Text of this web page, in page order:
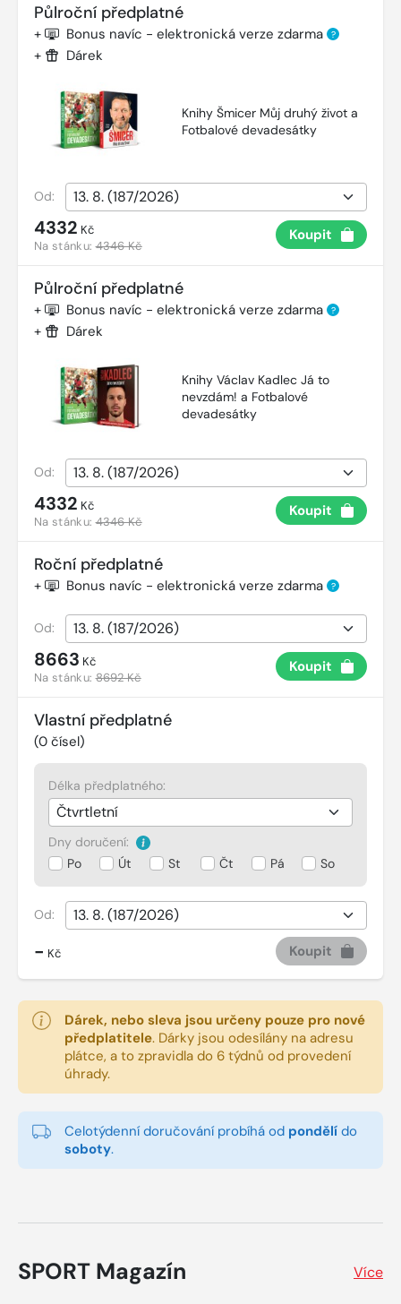
Půlroční předplatné
+ Bonus navíc - elektronická verze zdarma ?
+ Dárek
Knihy Šmicer Můj druhý život a
Fotbalové devadesátky
Od:
4332 Kč
Na stánku:4346 Kč
Koupit
Půlroční předplatné
+ Bonus navíc - elektronická verze zdarma ?
+ Dárek
Knihy Václav Kadlec Já to
nevzdám! a Fotbalové
devadesátky
Od:
4332 Kč
Na stánku:4346 Kč
Koupit
Roční předplatné
+ Bonus navíc - elektronická verze zdarma ?
Od:
8663 Kč
Na stánku:8692 Kč
Koupit
Vlastní předplatné
(0 čísel)
Délka předplatného:
Dny doručení:
Po
Út St Čt Pá So
Od:
- Kč Koupit
Dárek, nebo sleva jsou určeny pouze pro nové
předplatitele. Dárky jsou odesílány na adresu
plátce, a to zpravidla do 6 týdnů od provedení
úhrady.
Celotýdenní doručování probíhá od pondělí do
soboty.
SPORT Magazín Více